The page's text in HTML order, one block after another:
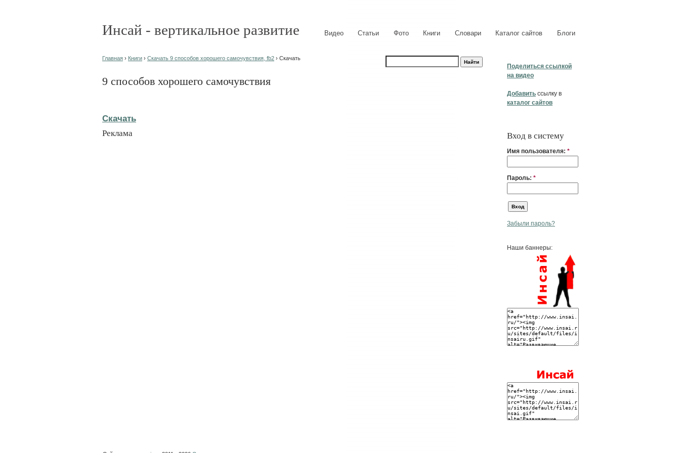
Инсай - вертикальное развитие Видео Статьи Фото Книги Словари Каталог сайтов Блоги
Поделиться ссылкой
на видео
Добавить ссылку в
каталог сайтов
Вход в систему
Имя пользователя: *
Пароль: *
Забыли пароль?
Наши баннеры:
Главная › Книги › Скачать 9 способов хорошего самочувствия, fb2 › Скачать
9 способов хорошего самочувствия
Скачать
Реклама